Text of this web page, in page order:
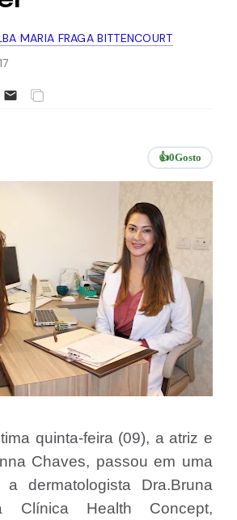
MARIA FRAGA BITTENCOURT
👍0Gosto
quinta-feira (09), a atriz e
Chaves, passou em uma
dermatologista Dra.Bruna
Clínica Health Concept,